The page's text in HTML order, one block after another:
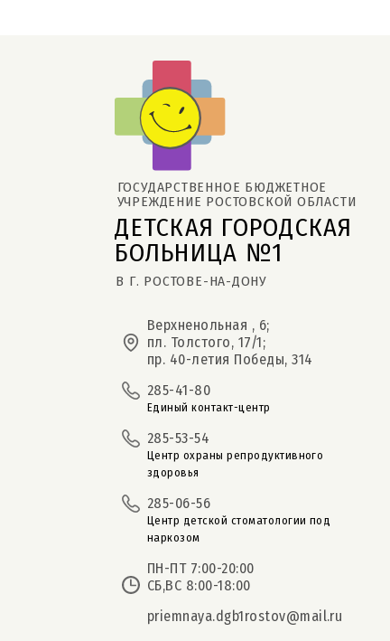
ДЕТСКАЯ ГОРОДСКАЯ
БОЛЬНИЦА №1
В Г. РОСТОВЕ-НА-ДОНУ
ГОСУДАРСТВЕННОЕ БЮДЖЕТНОЕ
УЧРЕЖДЕНИЕ РОСТОВСКОЙ ОБЛАСТИ
Верхненольная , 6;
пл. Толстого, 17/1;
пр. 40-летия Победы, 314
285-41-80
Единый контакт-центр
285-53-54
Центр охраны репродуктивного
здоровья
285-06-56
Центр детской стоматологии под
наркозом
ПН-ПТ 7:00-20:00
СБ,ВС 8:00-18:00
priemnaya.dgb1rostov@mail.ru